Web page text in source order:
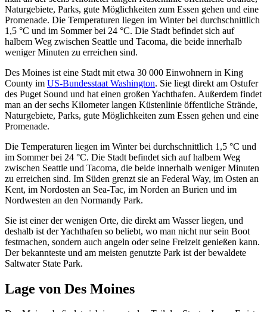
Naturgebiete, Parks, gute Möglichkeiten zum Essen gehen und eine
Promenade. Die Temperaturen liegen im Winter bei durchschnittlich
1,5 °C und im Sommer bei 24 °C. Die Stadt befindet sich auf
halbem Weg zwischen Seattle und Tacoma, die beide innerhalb
weniger Minuten zu erreichen sind.
Des Moines ist eine Stadt mit etwa 30 000 Einwohnern in King
County im US-Bundesstaat Washington. Sie liegt direkt am Ostufer
des Puget Sound und hat einen großen Yachthafen. Außerdem findet
man an der sechs Kilometer langen Küstenlinie öffentliche Strände,
Naturgebiete, Parks, gute Möglichkeiten zum Essen gehen und eine
Promenade.
Die Temperaturen liegen im Winter bei durchschnittlich 1,5 °C und
im Sommer bei 24 °C. Die Stadt befindet sich auf halbem Weg
zwischen Seattle und Tacoma, die beide innerhalb weniger Minuten
zu erreichen sind. Im Süden grenzt sie an Federal Way, im Osten an
Kent, im Nordosten an Sea-Tac, im Norden an Burien und im
Nordwesten an den Normandy Park.
Sie ist einer der wenigen Orte, die direkt am Wasser liegen, und
deshalb ist der Yachthafen so beliebt, wo man nicht nur sein Boot
festmachen, sondern auch angeln oder seine Freizeit genießen kann.
Der bekannteste und am meisten genutzte Park ist der bewaldete
Saltwater State Park.
Lage von Des Moines